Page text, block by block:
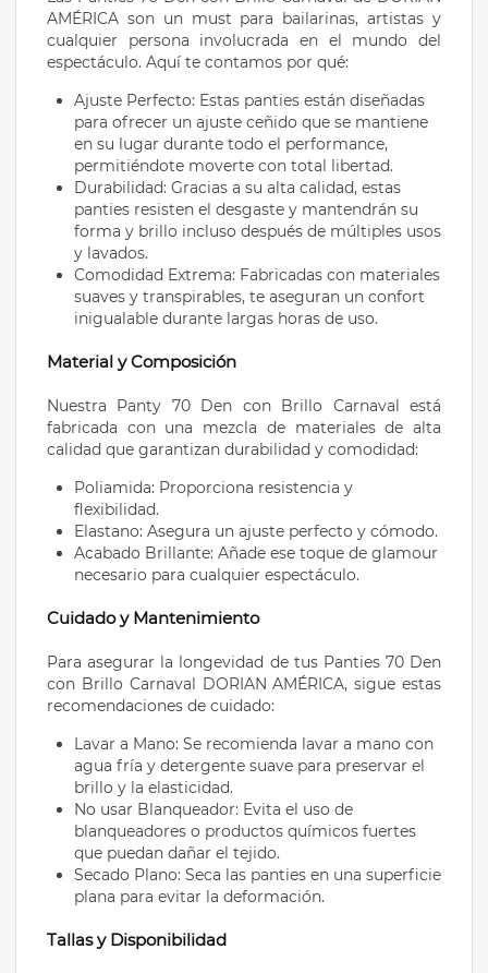
AMÉRICA son un must para bailarinas, artistas y
cualquier persona involucrada en el mundo del
espectáculo. Aquí te contamos por qué:
Ajuste Perfecto: Estas panties están diseñadas
para ofrecer un ajuste ceñido que se mantiene
en su lugar durante todo el performance,
permitiéndote moverte con total libertad.
Durabilidad: Gracias a su alta calidad, estas
panties resisten el desgaste y mantendrán su
forma y brillo incluso después de múltiples usos
y lavados.
Comodidad Extrema: Fabricadas con materiales
suaves y transpirables, te aseguran un confort
inigualable durante largas horas de uso.
Material y Composición
Nuestra Panty 70 Den con Brillo Carnaval está
fabricada con una mezcla de materiales de alta
calidad que garantizan durabilidad y comodidad:
Poliamida: Proporciona resistencia y
flexibilidad.
Elastano: Asegura un ajuste perfecto y cómodo.
Acabado Brillante: Añade ese toque de glamour
necesario para cualquier espectáculo.
Cuidado y Mantenimiento
Para asegurar la longevidad de tus Panties 70 Den
con Brillo Carnaval DORIAN AMÉRICA, sigue estas
recomendaciones de cuidado:
Lavar a Mano: Se recomienda lavar a mano con
agua fría y detergente suave para preservar el
brillo y la elasticidad.
No usar Blanqueador: Evita el uso de
blanqueadores o productos químicos fuertes
que puedan dañar el tejido.
Secado Plano: Seca las panties en una superficie
plana para evitar la deformación.
Tallas y Disponibilidad